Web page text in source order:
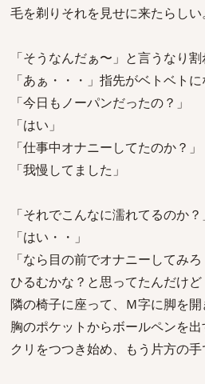
毛を剃りそれを見せに来たらしい。
「そうなんだぁ〜」と言うなり
「あぁ・・・」指先がベトベトに
「今日もノーパンだったの？」
「はい」
「仕事中オナニーしてたのか？」
「我慢してました」
「それでこんなに濡れてるのか？
「はい・・」
「なら目の前でオナニーしてみろ
ひるむかな？と思ってたんだけど
隣の椅子に座って、Ｍ字に脚を開
胸のポケットからボールペンを
クリをつつき始め、もう片方の手